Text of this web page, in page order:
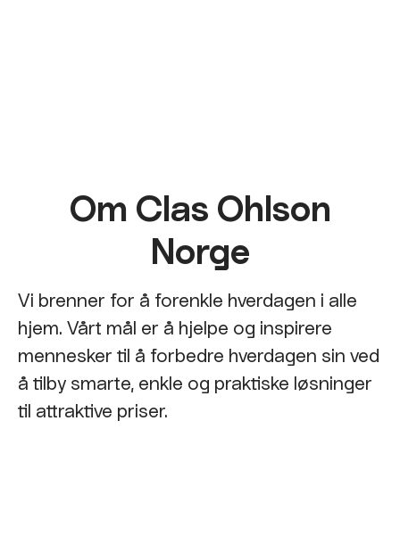
Om Clas Ohlson
Norge
Vi brenner for å forenkle hverdagen i alle
hjem. Vårt mål er å hjelpe og inspirere
mennesker til å forbedre hverdagen sin ved
å tilby smarte, enkle og praktiske løsninger
til attraktive priser.